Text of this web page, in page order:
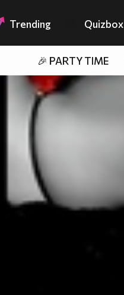
Trending Quizbox
🎉 PARTY TIME